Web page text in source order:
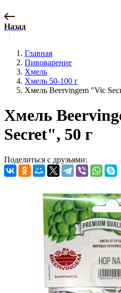
Назад
Главная
Пивоварение
Хмель
Хмель 50-100 г
Хмель Beervingem "Vic
Хмель
Secret", 50 г
Поделиться с друзьями: